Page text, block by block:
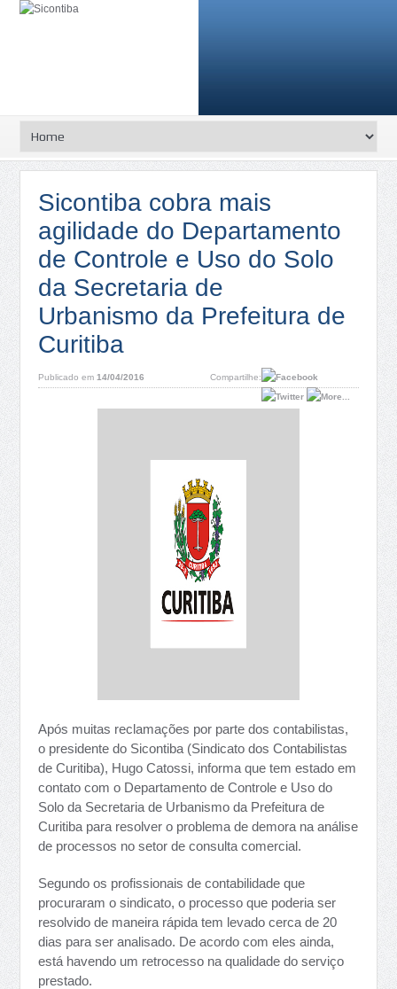
Sicontiba cobra mais
agilidade do Departamento
de Controle e Uso do Solo
da Secretaria de
Urbanismo da Prefeitura de
Curitiba
Publicado em14/04/2016 Compartilhe:
Após muitas reclamações por parte dos contabilistas,
o presidente do Sicontiba (Sindicato dos Contabilistas
de Curitiba), Hugo Catossi, informa que tem estado em
contato com o Departamento de Controle e Uso do
Solo da Secretaria de Urbanismo da Prefeitura de
Curitiba para resolver o problema de demora na análise
de processos no setor de consulta comercial.
Segundo os profissionais de contabilidade que
procuraram o sindicato, o processo que poderia ser
resolvido de maneira rápida tem levado cerca de 20
dias para ser analisado. De acordo com eles ainda,
está havendo um retrocesso na qualidade do serviço
prestado.